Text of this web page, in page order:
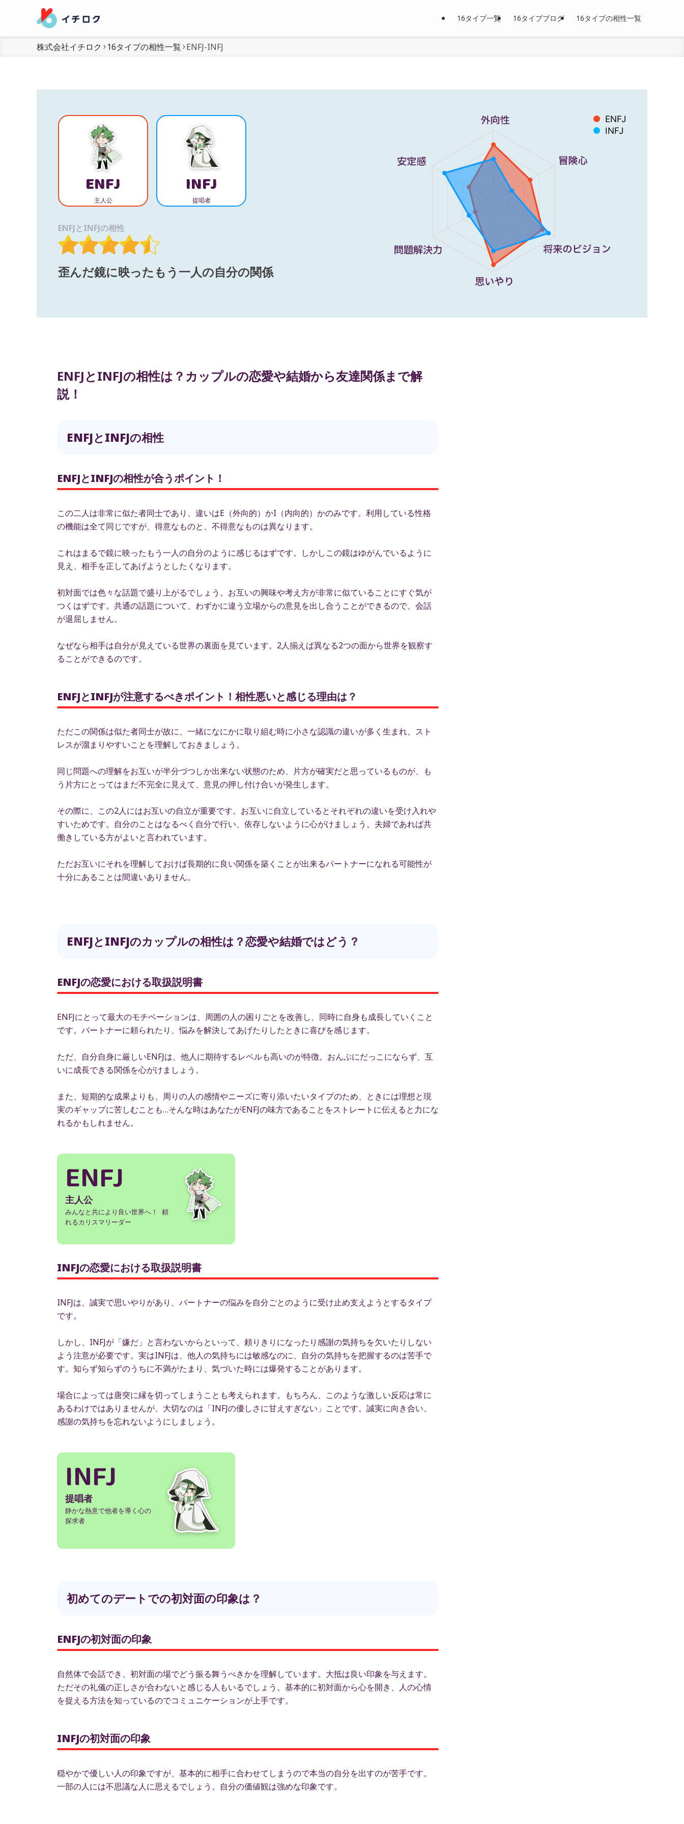
16タイプ一覧 16タイプブログ 16タイプの相性一覧
株式会社イチロク 16タイプの相性一覧 ENFJ-INFJ
ENFJ
主人公
INFJ
提唱者
ENFJとINFJの相性
歪んだ鏡に映ったもう一人の自分の関係
ENFJ
INFJ
ENFJとINFJの相性は？カップルの恋愛や結婚から友達関係まで解
説！
ENFJとINFJの相性
ENFJとINFJの相性が合うポイント！
この二人は非常に似た者同士であり、違いはE（外向的）かI（内向的）かのみです。利用している性格
の機能は全て同じですが、得意なものと、不得意なものは異なります。
これはまるで鏡に映ったもう一人の自分のように感じるはずです。しかしこの鏡はゆがんでいるように
見え、相手を正してあげようとしたくなります。
初対面では色々な話題で盛り上がるでしょう。お互いの興味や考え方が非常に似ていることにすぐ気が
つくはずです。共通の話題について、わずかに違う立場からの意見を出し合うことができるので、会話
が退屈しません。
なぜなら相手は自分が見えている世界の裏面を見ています。2人揃えば異なる2つの面から世界を観察す
ることができるのです。
ENFJとINFJが注意するべきポイント！相性悪いと感じる理由は？
ただこの関係は似た者同士が故に、一緒になにかに取り組む時に小さな認識の違いが多く生まれ、スト
レスが溜まりやすいことを理解しておきましょう。
同じ問題への理解をお互いが半分づつしか出来ない状態のため、片方が確実だと思っているものが、も
う片方にとってはまだ不完全に見えて、意見の押し付け合いが発生します。
その際に、この2人にはお互いの自立が重要です。お互いに自立しているとそれぞれの違いを受け入れや
すいためです。自分のことはなるべく自分で行い、依存しないように心がけましょう。夫婦であれば共
働きしている方がよいと言われています。
ただお互いにそれを理解しておけば長期的に良い関係を築くことが出来るパートナーになれる可能性が
十分にあることは間違いありません。
ENFJとINFJのカップルの相性は？恋愛や結婚ではどう？
ENFJの恋愛における取扱説明書
ENFJにとって最大のモチベーションは、周囲の人の困りごとを改善し、同時に自身も成長していくこと
です。パートナーに頼られたり、悩みを解決してあげたりしたときに喜びを感じます。
ただ、自分自身に厳しいENFJは、他人に期待するレベルも高いのが特徴。おんぶにだっこにならず、互
いに成長できる関係を心がけましょう。
また、短期的な成果よりも、周りの人の感情やニーズに寄り添いたいタイプのため、ときには理想と現
実のギャップに苦しむことも…そんな時はあなたがENFJの味方であることをストレートに伝えると力にな
れるかもしれません。
ENFJ
主人公
みんなと共により良い世界へ！ 頼
れるカリスマリーダー
INFJの恋愛における取扱説明書
INFJは、誠実で思いやりがあり、パートナーの悩みを自分ごとのように受け止め支えようとするタイプ
です。
しかし、INFJが「嫌だ」と言わないからといって、頼りきりになったり感謝の気持ちを欠いたりしない
よう注意が必要です。実はINFJは、他人の気持ちには敏感なのに、自分の気持ちを把握するのは苦手で
す。知らず知らずのうちに不満がたまり、気づいた時には爆発することがあります。
場合によっては唐突に縁を切ってしまうことも考えられます。もちろん、このような激しい反応は常に
あるわけではありませんが、大切なのは「INFJの優しさに甘えすぎない」ことです。誠実に向き合い、
感謝の気持ちを忘れないようにしましょう。
INFJ
提唱者
静かな熱意で他者を導く心の
探求者
初めてのデートでの初対面の印象は？
ENFJの初対面の印象
自然体で会話でき、初対面の場でどう振る舞うべきかを理解しています。大抵は良い印象を与えます。
ただその礼儀の正しさが合わないと感じる人もいるでしょう。基本的に初対面から心を開き、人の心情
を捉える方法を知っているのでコミュニケーションが上手です。
INFJの初対面の印象
穏やかで優しい人の印象ですが、基本的に相手に合わせてしまうので本当の自分を出すのが苦手です。
一部の人には不思議な人に思えるでしょう。自分の価値観は強めな印象です。